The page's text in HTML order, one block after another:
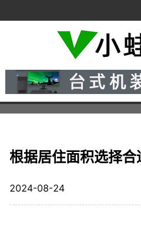
根据居住面积选择
2024-08-24